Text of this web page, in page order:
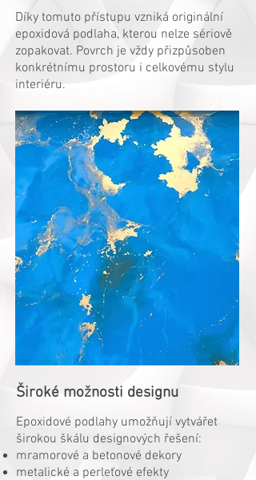
Díky tomuto přístupu vzniká originální
epoxidová podlaha, kterou nelze sériově
zopakovat. Povrch je vždy přizpůsoben
konkrétnímu prostoru i celkovému stylu
interiéru.
Široké možnosti designu
Epoxidové podlahy umožňují vytvářet
širokou škálu designových řešení:
mramorové a betonové dekory
metalické a perleťové efekty